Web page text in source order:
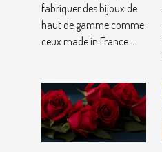
fabriquer des bijoux de
haut de gamme comme
ceux made in France...